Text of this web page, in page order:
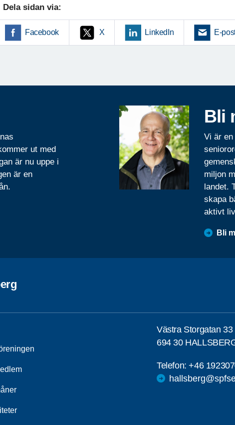
Dela sidan via:
Facebook X LinkedIn E-
ut med
är nu uppe i
är en
Bli
Vi är
miljon
landet.
skapa
aktivt
Bli
Västra Storgatan 33
694 30
Telefon:+46